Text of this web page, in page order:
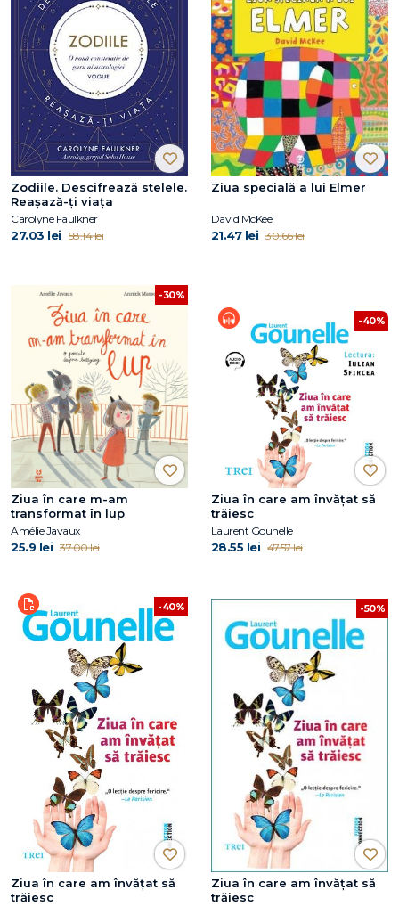
Zodiile. Descifrează stelele.
Reașază-ți viața
Carolyne Faulkner
27.03 lei 58.14 lei
Ziua specială a lui Elmer
David McKee
21.47 lei 30.66 lei
-30%
Ziua în care m-am
transformat în lup
Amélie Javaux
25.9 lei 37.00 lei
-40%
Ziua în care am învățat să
trăiesc
Laurent Gounelle
28.55 lei 47.57 lei
-40%
Ziua în care am învățat să
trăiesc
-50%
Ziua în care am învățat să
trăiesc